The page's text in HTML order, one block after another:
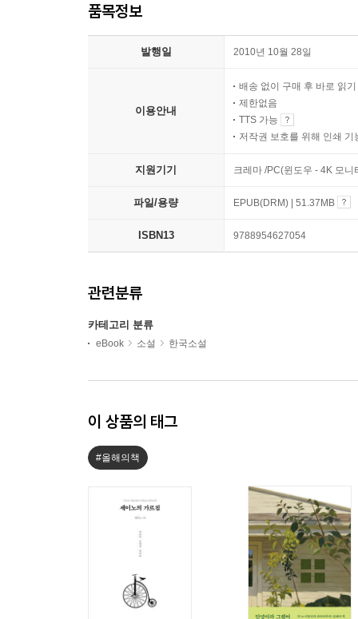
품목정보
발행일 2010년 10월 28일
이용안내
배송 없이 구매 후 바로 읽기
제한없음
TTS 가능
저작권 보호를 위해 인쇄 기
지원기기 크레마 /PC(윈도우 - 4K 모
파일/용량 EPUB(DRM) | 51.37MB
ISBN13 9788954627054
관련분류
카테고리 분류
eBook 소설 한국소설
이 상품의 태그
#올해의책